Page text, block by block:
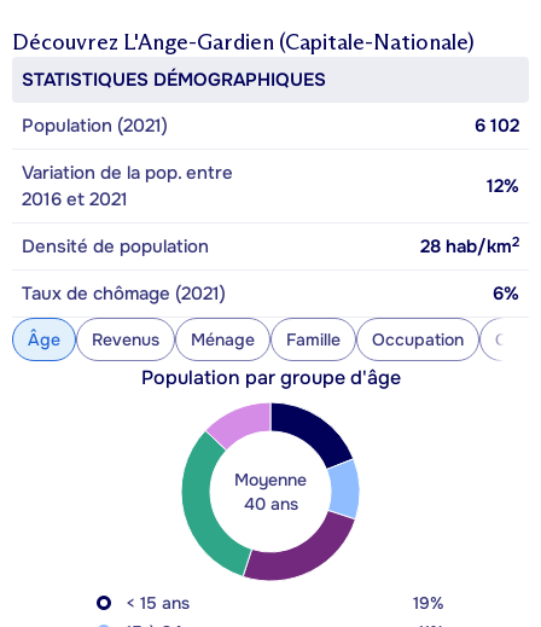
Découvrez L'Ange-Gardien (Capitale-Nationale)
STATISTIQUES DÉMOGRAPHIQUES
Population (2021)
6 102
Variation de la pop. entre
2016 et 2021
12%
Densité de population 28 hab/km2
Taux de chômage (2021) 6%
Âge Revenus Ménage Famille Occupation
Population par groupe d'âge
Moyenne
40 ans
< 15 ans
19%